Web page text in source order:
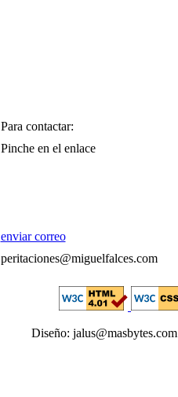
Para contactar:
Pinche en el enlace
enviar correo
peritaciones@miguelfalces.com
Diseño: jalus@masbytes.com